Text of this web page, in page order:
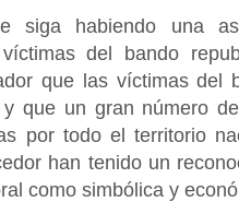
siga habiendo una
del bando
que las víctimas del
que un gran número
por todo el territorio
han tenido un
como simbólica y